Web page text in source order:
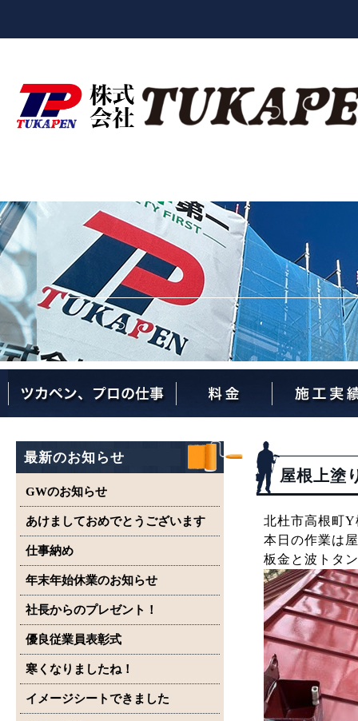
最新のお知らせ
GWのお知らせ
あけましておめでとうございます
仕事納め
年末年始休業のお知らせ
社長からのプレゼント！
優良従業員表彰式
寒くなりましたね！
イメージシートできました
屋根上塗
北杜市高根町
本日の作業は
板金と波トタ